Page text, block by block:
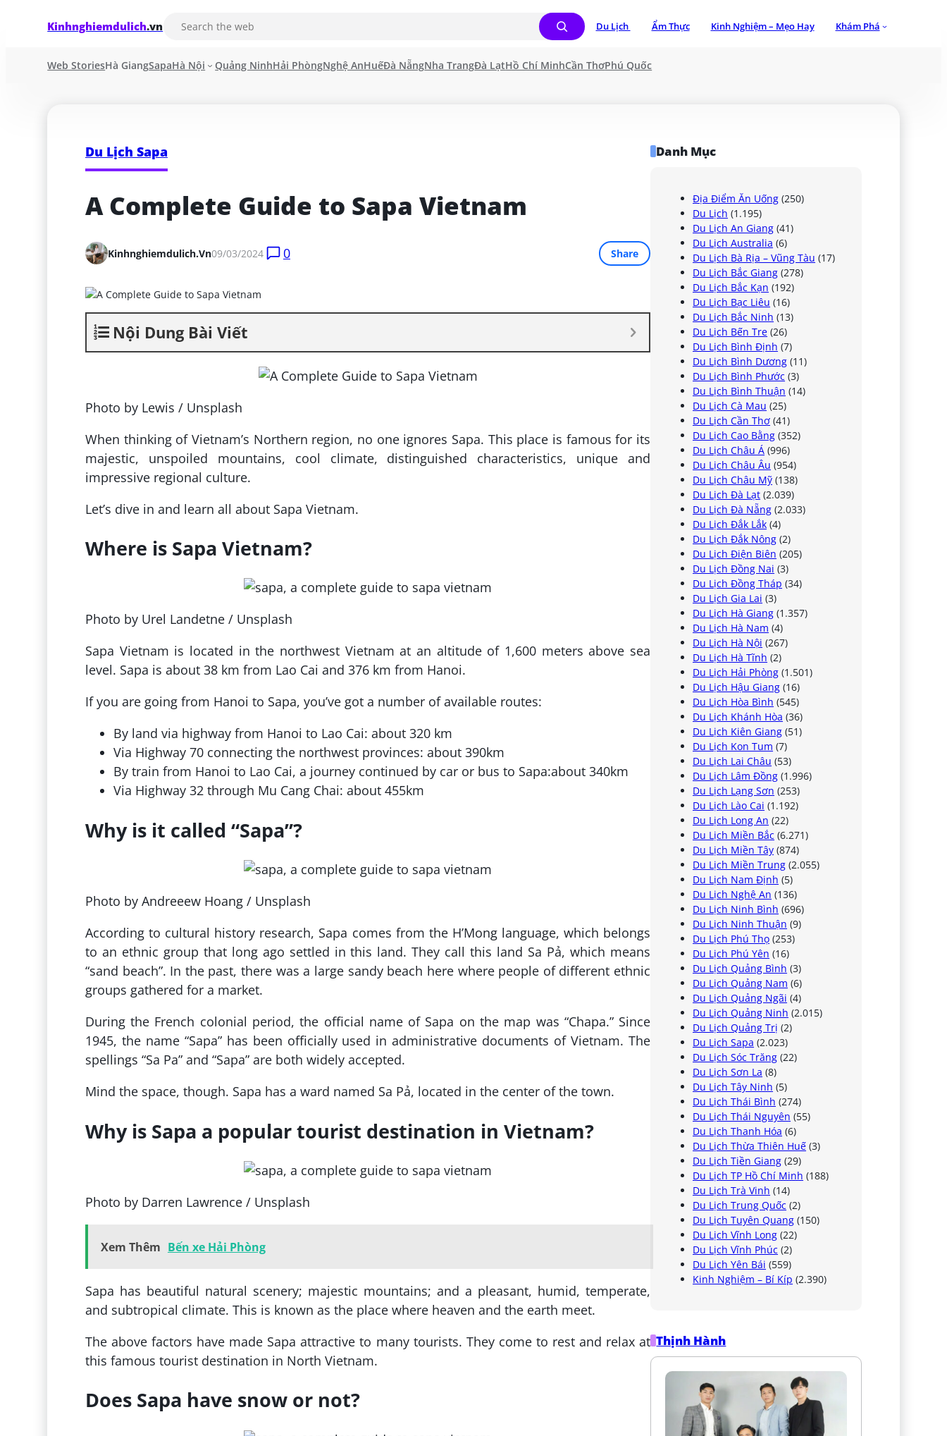
Kinhnghiemdulich.vn Du Lịch Ẩm Thực Kinh Nghiệm – Mẹo Hay Khám Phá
Web StoriesHà GiangSapaHà Nội Quảng NinhHải PhòngNghệ AnHuếĐà NẵngNha TrangĐà LạtHồ Chí MinhCần ThơPhú Quốc
Du Lịch Sapa
A Complete Guide to Sapa Vietnam
Kinhnghiemdulich.vn09/03/2024 0 Share
Nội Dung Bài Viết
Photo by Lewis / Unsplash
When thinking of Vietnam’s Northern region, no one ignores Sapa. This place is famous for its
majestic, unspoiled mountains, cool climate, distinguished characteristics, unique and
impressive regional culture.
Let’s dive in and learn all about Sapa Vietnam.
Where is Sapa Vietnam?
Photo by Urel Landetne / Unsplash
Sapa Vietnam is located in the northwest Vietnam at an altitude of 1,600 meters above sea
level. Sapa is about 38 km from Lao Cai and 376 km from Hanoi.
If you are going from Hanoi to Sapa, you’ve got a number of available routes:
By land via highway from Hanoi to Lao Cai: about 320 km
Via Highway 70 connecting the northwest provinces: about 390km
By train from Hanoi to Lao Cai, a journey continued by car or bus to Sapa:about 340km
Via Highway 32 through Mu Cang Chai: about 455km
Why is it called “Sapa”?
Photo by Andreeew Hoang / Unsplash
According to cultural history research, Sapa comes from the H’Mong language, which belongs
to an ethnic group that long ago settled in this land. They call this land Sa Pả, which means
“sand beach”. In the past, there was a large sandy beach here where people of different ethnic
groups gathered for a market.
During the French colonial period, the official name of Sapa on the map was “Chapa.” Since
1945, the name “Sapa” has been officially used in administrative documents of Vietnam. The
spellings “Sa Pa” and “Sapa” are both widely accepted.
Mind the space, though. Sapa has a ward named Sa Pả, located in the center of the town.
Why is Sapa a popular tourist destination in Vietnam?
Photo by Darren Lawrence / Unsplash
Xem Thêm Bến xe Hải Phòng
Sapa has beautiful natural scenery; majestic mountains; and a pleasant, humid, temperate,
and subtropical climate. This is known as the place where heaven and the earth meet.
The above factors have made Sapa attractive to many tourists. They come to rest and relax at
this famous tourist destination in North Vietnam.
Does Sapa have snow or not?
Danh Mục
Địa Điểm Ăn Uống (250)
Du Lịch (1.195)
Du Lịch An Giang (41)
Du Lịch Australia (6)
Du Lịch Bà Rịa – Vũng Tàu (17)
Du Lịch Bắc Giang (278)
Du Lịch Bắc Kạn (192)
Du Lịch Bạc Liêu (16)
Du Lịch Bắc Ninh (13)
Du Lịch Bến Tre (26)
Du Lịch Bình Định (7)
Du Lịch Bình Dương (11)
Du Lịch Bình Phước (3)
Du Lịch Bình Thuận (14)
Du Lịch Cà Mau (25)
Du Lịch Cần Thơ (41)
Du Lịch Cao Bằng (352)
Du Lịch Châu Á (996)
Du Lịch Châu Âu (954)
Du Lịch Châu Mỹ (138)
Du Lịch Đà Lạt (2.039)
Du Lịch Đà Nẵng (2.033)
Du Lịch Đắk Lắk (4)
Du Lịch Đắk Nông (2)
Du Lịch Điện Biên (205)
Du Lịch Đồng Nai (3)
Du Lịch Đồng Tháp (34)
Du Lịch Gia Lai (3)
Du Lịch Hà Giang (1.357)
Du Lịch Hà Nam (4)
Du Lịch Hà Nội (267)
Du Lịch Hà Tĩnh (2)
Du Lịch Hải Phòng (1.501)
Du Lịch Hậu Giang (16)
Du Lịch Hòa Bình (545)
Du Lịch Khánh Hòa (36)
Du Lịch Kiên Giang (51)
Du Lịch Kon Tum (7)
Du Lịch Lai Châu (53)
Du Lịch Lâm Đồng (1.996)
Du Lịch Lạng Sơn (253)
Du Lịch Lào Cai (1.192)
Du Lịch Long An (22)
Du Lịch Miền Bắc (6.271)
Du Lịch Miền Tây (874)
Du Lịch Miền Trung (2.055)
Du Lịch Nam Định (5)
Du Lịch Nghệ An (136)
Du Lịch Ninh Bình (696)
Du Lịch Ninh Thuận (9)
Du Lịch Phú Thọ (253)
Du Lịch Phú Yên (16)
Du Lịch Quảng Bình (3)
Du Lịch Quảng Nam (6)
Du Lịch Quảng Ngãi (4)
Du Lịch Quảng Ninh (2.015)
Du Lịch Quảng Trị (2)
Du Lịch Sapa (2.023)
Du Lịch Sóc Trăng (22)
Du Lịch Sơn La (8)
Du Lịch Tây Ninh (5)
Du Lịch Thái Bình (274)
Du Lịch Thái Nguyên (55)
Du Lịch Thanh Hóa (6)
Du Lịch Thừa Thiên Huế (3)
Du Lịch Tiền Giang (29)
Du Lịch TP Hồ Chí Minh (188)
Du Lịch Trà Vinh (14)
Du Lịch Trung Quốc (2)
Du Lịch Tuyên Quang (150)
Du Lịch Vĩnh Long (22)
Du Lịch Vĩnh Phúc (2)
Du Lịch Yên Bái (559)
Kinh Nghiệm – Bí Kíp (2.390)
Thịnh Hành